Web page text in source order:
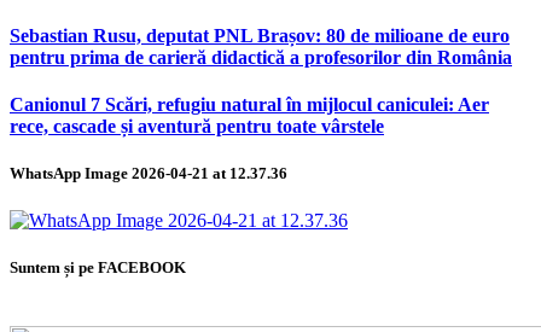
Sebastian Rusu, deputat PNL Brașov: 80 de milioane de euro
pentru prima de carieră didactică a profesorilor din România
Canionul 7 Scări, refugiu natural în mijlocul caniculei: Aer
rece, cascade și aventură pentru toate vârstele
WhatsApp Image 2026-04-21 at 12.37.36
Suntem și pe FACEBOOK